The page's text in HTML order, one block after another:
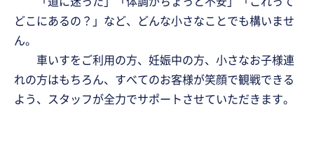
どこにあるの？」など、どんな小さなことでも構いませ
ん。
車いすをご利用の方、妊娠中の方、小さなお子様連
れの方はもちろん、すべてのお客様が笑顔で観戦できる
よう、スタッフが全力でサポートさせていただきます。